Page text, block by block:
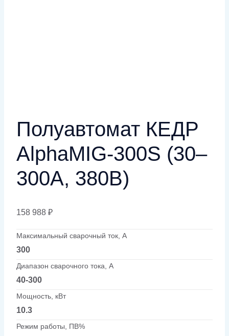
Полуавтомат КЕДР
AlphaMIG-300S (30–
300А, 380В)
158 988 ₽
Максимальный сварочный ток, А
300
Диапазон сварочного тока, А
40-300
Мощность, кВт
10.3
Режим работы, ПВ%